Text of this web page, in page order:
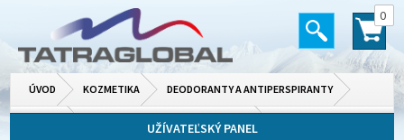
0
ÚVOD KOZMETIKA DEODORANTY A ANTIPERSPIRANTY
PARFUMOVANÉ A TOALETNÉ VODY
UŽÍVATEĽSKÝ PANEL